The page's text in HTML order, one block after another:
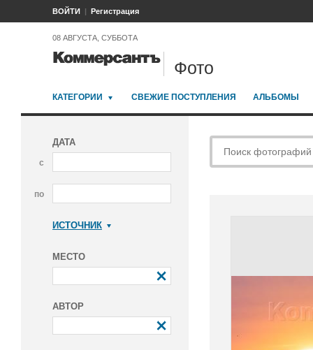
ВОЙТИ Регистрация
08 АВГУСТА, СУББОТА
Фото
КАТЕГОРИИ СВЕЖИЕ ПОСТУПЛЕНИЯ АЛЬБОМЫ
ДАТА
с
по
ИСТОЧНИК
МЕСТО
АВТОР